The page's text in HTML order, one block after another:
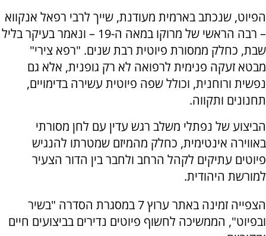
הפיוט, שנכתב בארמית מעודנת, שייך לרבי רפאל אנקווא
– רבה הראשי של מרוקו במאה ה-19 – ונאמר בעיקר בליל
שבת, כחלק ממסורת פיוטית רבת שנים. "רפא צירי"
מבטא זעקה פנימית לרפואה לא רק גופנית, אלא גם
נפשית ורוחנית, וכולל שפה פיוטית עשירה בדימויים,
תחנונים ותקווה.
הביצוע של נפתלי משלב רגש עדין עם לחן מסורתי
באווירה אינטימית, כחלק מהמיזם שמטרתו להנגיש
פיוטים עתיקים לקהל הרחב ולחבר בין הדור הצעיר
למורשת היהודית.
הצפייה זמינה באתר ערוץ 7 במסגרת הסדרה "בשיר
ובפיוט", הממשיכה לחשוף פיוטים נדירים בביצועים חיים